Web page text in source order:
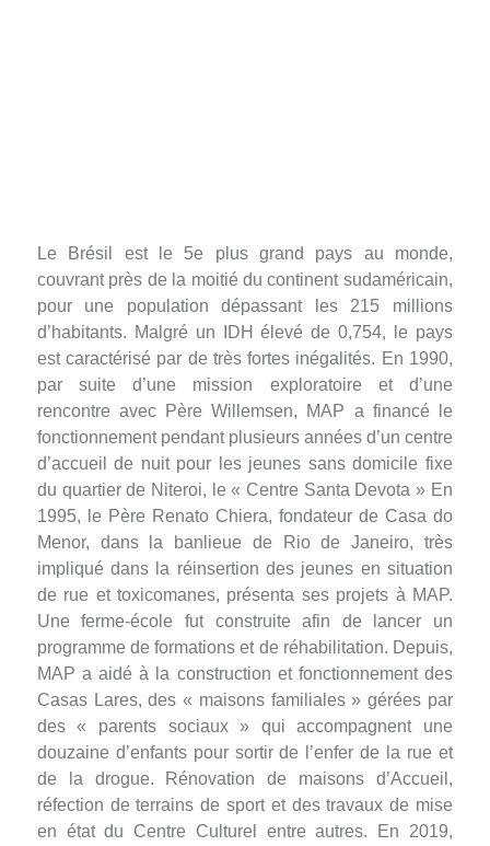
Le Brésil est le 5e plus grand pays au monde,
couvrant près de la moitié du continent sudaméricain,
pour une population dépassant les 215 millions
d’habitants. Malgré un IDH élevé de 0,754, le pays
est caractérisé par de très fortes inégalités. En 1990,
par suite d’une mission exploratoire et d’une
rencontre avec Père Willemsen, MAP a financé le
fonctionnement pendant plusieurs années d’un centre
d’accueil de nuit pour les jeunes sans domicile fixe
du quartier de Niteroi, le « Centre Santa Devota » En
1995, le Père Renato Chiera, fondateur de Casa do
Menor, dans la banlieue de Rio de Janeiro, très
impliqué dans la réinsertion des jeunes en situation
de rue et toxicomanes, présenta ses projets à MAP.
Une ferme-école fut construite afin de lancer un
programme de formations et de réhabilitation. Depuis,
MAP a aidé à la construction et fonctionnement des
Casas Lares, des « maisons familiales » gérées par
des « parents sociaux » qui accompagnent une
douzaine d’enfants pour sortir de l’enfer de la rue et
de la drogue. Rénovation de maisons d’Accueil,
réfection de terrains de sport et des travaux de mise
en état du Centre Culturel entre autres. En 2019,